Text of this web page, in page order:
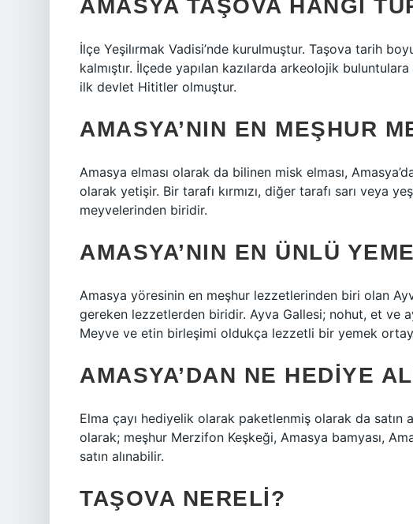
AMASYA TAŞOVA HANGI
İlçe Yeşilırmak Vadisi’nde kurulmuştur. Taşova tarih
kalmıştır. İlçede yapılan kazılarda arkeolojik
ilk devlet Hititler olmuştur.
AMASYA’NIN EN MEŞHUR
Amasya elması olarak da bilinen misk elması,
olarak yetişir. Bir tarafı kırmızı, diğer tarafı sarı veya
meyvelerinden biridir.
AMASYA’NIN EN ÜNLÜ
Amasya yöresinin en meşhur lezzetlerinden biri olan
gereken lezzetlerden biridir. Ayva Gallesi; nohut, et ve
Meyve ve etin birleşimi oldukça lezzetli bir yemek
AMASYA’DAN NE HEDIYE
Elma çayı hediyelik olarak paketlenmiş olarak da satın
olarak; meşhur Merzifon Keşkeği, Amasya bamyası,
satın alınabilir.
TAŞOVA NERELI?